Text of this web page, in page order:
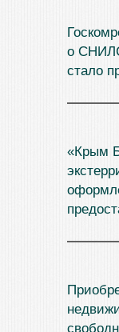
о
стало
«Крым